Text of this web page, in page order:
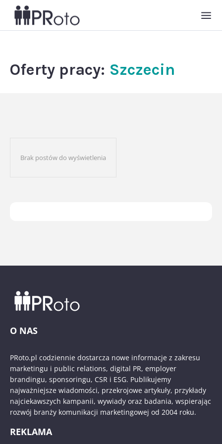
Oferty pracy: Szczecin
Brak postów do wyświetlenia
O NAS
PRoto.pl codziennie dostarcza nowe informacje z zakresu
marketingu i public relations, digital PR, employer
brandingu, sponsoringu, CSR i ESG. Publikujemy
najważniejsze wiadomości, przekrojowe artykuły, przykłady
najciekawszych kampanii, wywiady oraz badania, wspierając
rozwój branży komunikacji marketingowej od 2004 roku.
REKLAMA